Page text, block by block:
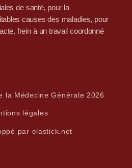
de santé, pour la
causes des maladies, pour
frein à un travail coordonné
la Médecine Générale 2026
légales
par elastick.net